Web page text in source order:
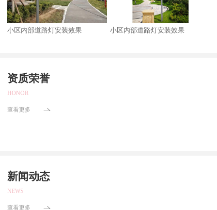
小区内部道路灯安装效果 小区内部道路灯安装效果
资质荣誉
HONOR
查看更多
新闻动态
NEWS
查看更多